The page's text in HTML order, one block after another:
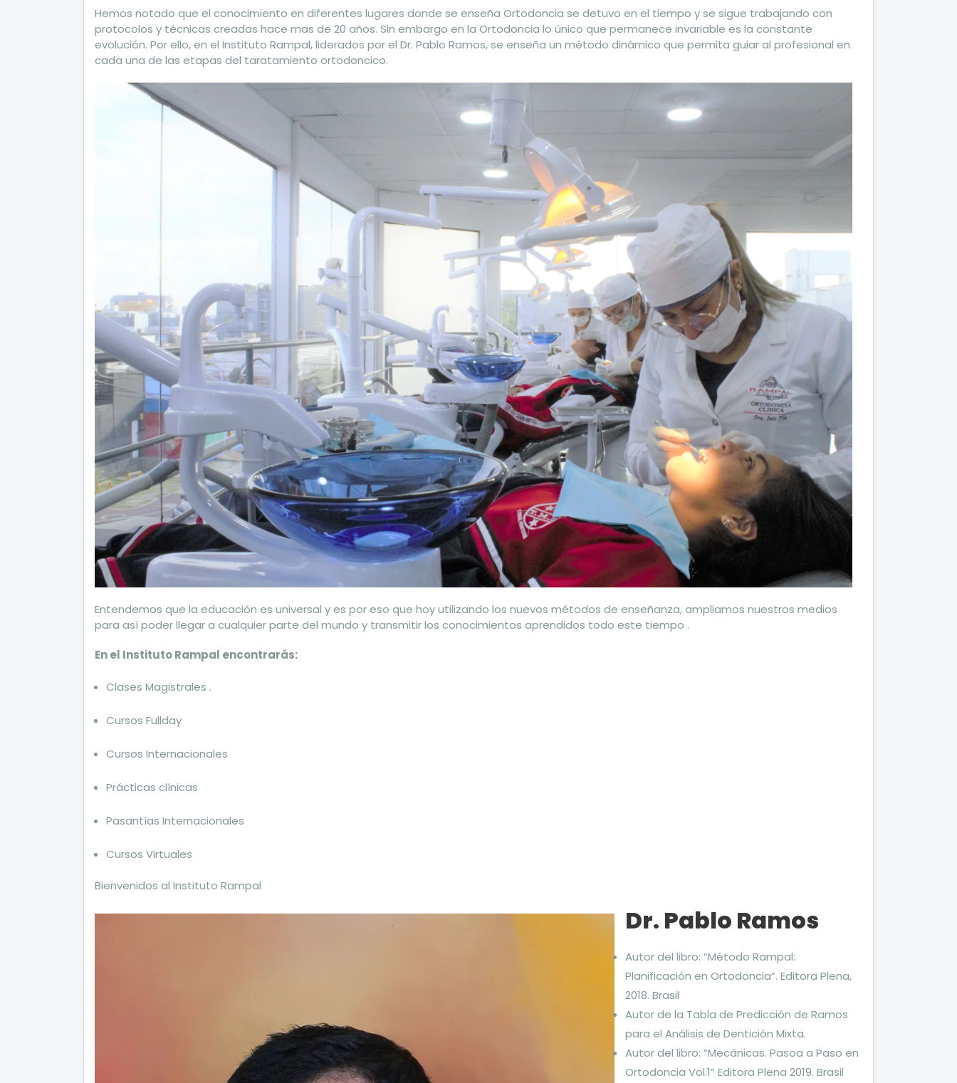
Hemos notado que el conocimiento en diferentes lugares donde se enseña Ortodoncia se detuvo en el tiempo y se sigue trabajando con
protocolos y técnicas creadas hace mas de 20 años. Sin embargo en la Ortodoncia lo único que permanece invariable es la constante
evolución. Por ello, en el Instituto Rampal, liderados por el Dr. Pablo Ramos, se enseña un método dinámico que permita guiar al profesional en
cada una de las etapas del taratamiento ortodoncico.
Entendemos que la educación es universal y es por eso que hoy utilizando los nuevos métodos de enseñanza, ampliamos nuestros medios
para así poder llegar a cualquier parte del mundo y transmitir los conocimientos aprendidos todo este tiempo .
En el Instituto Rampal encontrarás:
Clases Magistrales .
Cursos Fullday
Cursos Internacionales
Prácticas clínicas
Pasantías Internacionales
Cursos Virtuales
Bienvenidos al Instituto Rampal
Dr. Pablo Ramos
Autor del libro: “Método Rampal:
Planificación en Ortodoncia”. Editora Plena,
2018. Brasil
Autor de la Tabla de Predicción de Ramos
para el Análisis de Dentición Mixta.
Autor del libro: “Mecánicas. Pasoa a Paso en
Ortodoncia Vol.1” Editora Plena 2019. Brasil